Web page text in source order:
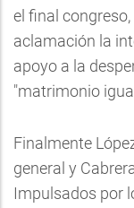
el final
aclamación la
apoyo a la
"matrimonio
Finalmente
general y
Impulsados por